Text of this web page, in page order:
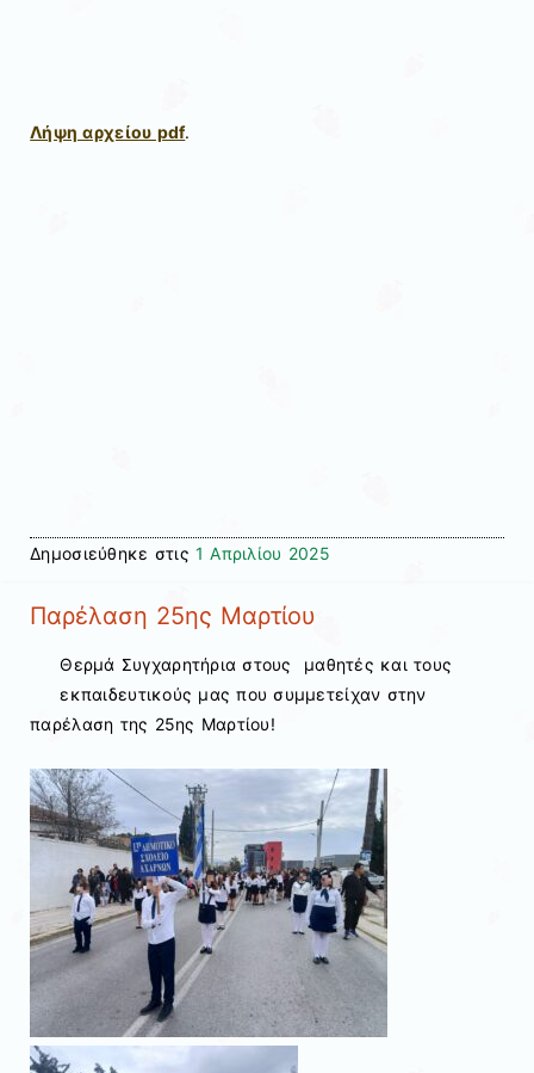
Λήψη αρχείου pdf.
Δημοσιεύθηκε στις 1 Απριλίου 2025
Παρέλαση 25ης Μαρτίου
Θερμά Συγχαρητήρια στους μαθητές και τους
εκπαιδευτικούς μας που συμμετείχαν στην
παρέλαση της 25ης Μαρτίου!